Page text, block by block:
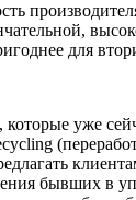
для
уже
бывших в